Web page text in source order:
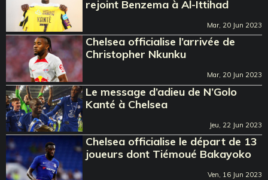
rejoint Benzema à Al-Ittihad
Mar, 20 Jun 2023
Chelsea officialise l’arrivée de
Christopher Nkunku
Mar, 20 Jun 2023
Le message d’adieu de N’Golo
Kanté à Chelsea
Jeu, 22 Jun 2023
Chelsea officialise le départ de 13
joueurs dont Tiémoué Bakayoko
Ven, 16 Jun 2023